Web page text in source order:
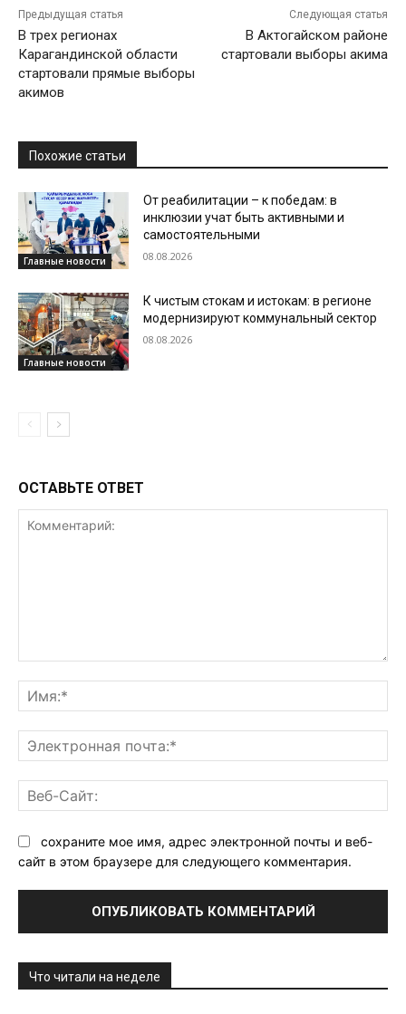
Предыдущая статья
В трех регионах
Карагандинской области
стартовали прямые выборы
акимов
Следующая статья
В Актогайском районе
стартовали выборы акима
Похожие статьи
Главные новости
От реабилитации – к победам: в
инклюзии учат быть активными и
самостоятельными
08.08.2026
Главные новости
К чистым стокам и истокам: в регионе
модернизируют коммунальный сектор
08.08.2026
ОСТАВЬТЕ ОТВЕТ
сохраните мое имя, адрес электронной почты и веб-
сайт в этом браузере для следующего комментария.
Что читали на неделе